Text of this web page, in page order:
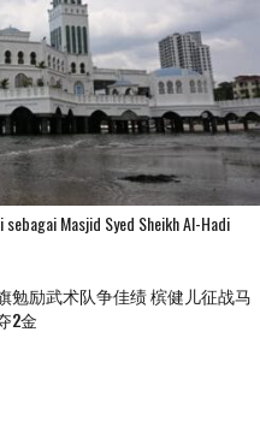
Masjid Syed Sheikh Al-Hadi
勉励武术队争佳绩 槟健儿征战马
2金